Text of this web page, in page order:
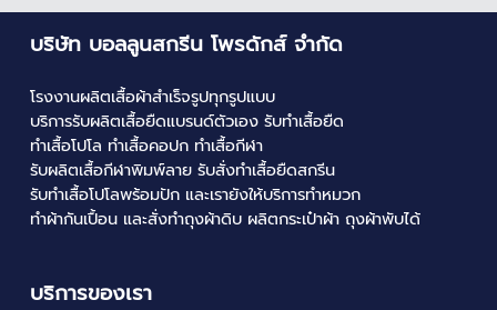
บริษัท บอลลูนสกรีน โพรดักส์ จำกัด
โรงงานผลิตเสื้อผ้าสำเร็จรูปทุกรูปแบบ
บริการรับผลิตเสื้อยืดแบรนด์ตัวเองรับทำเสื้อยืด
ทำเสื้อโปโล ทำเสื้อคอปก ทำเสื้อกีฬา
รับผลิตเสื้อกีฬาพิมพ์ลาย รับสั่งทําเสื้อยืดสกรีน
รับทําเสื้อโปโลพร้อมปักและเรายังให้บริการทำหมวก
ทำผ้ากันเปื้อน และสั่งทำถุงผ้าดิบ ผลิตกระเป๋าผ้าถุงผ้าพับได้
บริการของเรา